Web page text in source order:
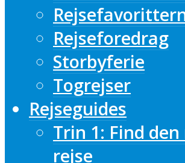
Rejseforedrag
Storbyferie
Togrejser
Rejseguides
Trin 1: Find
rejse